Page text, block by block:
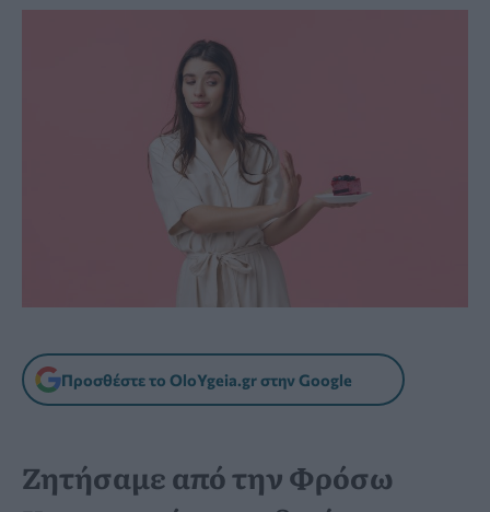
Προσθέστε το OloYgeia.gr στην Google
Ζητήσαμε από την Φρόσω